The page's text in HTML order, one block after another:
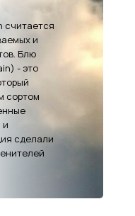
считается
и
Блю
- это
сортом
и
сделали